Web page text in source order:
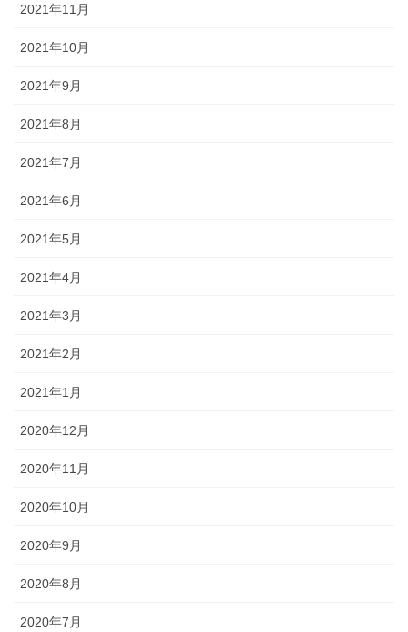
2021年11月
2021年10月
2021年9月
2021年8月
2021年7月
2021年6月
2021年5月
2021年4月
2021年3月
2021年2月
2021年1月
2020年12月
2020年11月
2020年10月
2020年9月
2020年8月
2020年7月